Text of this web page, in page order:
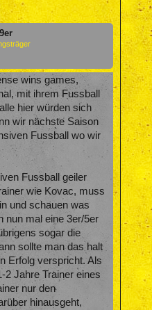
wins games,
mit ihrem Fussball
hier würden sich
wir nächste Saison
Fussball wo wir
Fussball geiler
wie Kovac, muss
und schauen was
nun mal eine 3er/5er
sogar die
sollte man das halt
Erfolg verspricht. Als
2 Jahre Trainer eines
nur den
hinausgeht,